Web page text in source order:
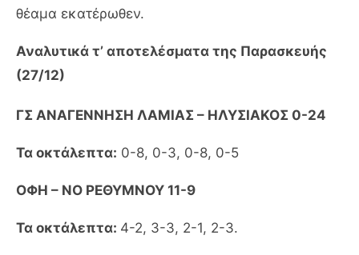
θέαμα εκατέρωθεν.
Αναλυτικά τ’ αποτελέσματα της Παρασκευής
(27/12)
ΓΣ ΑΝΑΓΕΝΝΗΣΗ ΛΑΜΙΑΣ – ΗΛΥΣΙΑΚΟΣ 0-24
Τα οκτάλεπτα: 0-8, 0-3, 0-8, 0-5
ΟΦΗ – ΝΟ ΡΕΘΥΜΝΟΥ 11-9
Τα οκτάλεπτα: 4-2, 3-3, 2-1, 2-3.